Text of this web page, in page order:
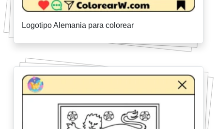
Logotipo Alemania para colorear